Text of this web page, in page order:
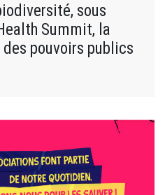
sous
Summit, la
pouvoirs publics